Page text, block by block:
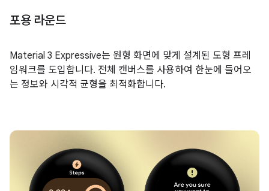
포용 라운드
Material 3 Expressive는 원형 화면에 맞게 설계된 도형 프레
임워크를 도입합니다. 전체 캔버스를 사용하여 한눈에 들어오
는 정보와 시각적 균형을 최적화합니다.